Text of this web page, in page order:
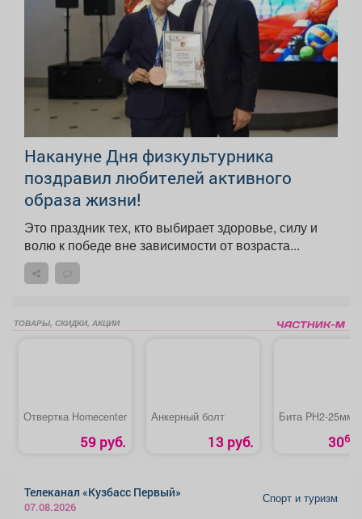
Накануне Дня физкультурника
поздравил любителей активного
образа жизни!
Это праздник тех, кто выбирает здоровье, силу и
волю к победе вне зависимости от возраста...
ТОВАРЫ, СКИДКИ, АКЦИИ
Отвертка Homecenter
59 руб.
Анкерный болт
13 руб.
Бита PH2-25мм
3069
Телеканал «Кузбасс Первый»
07.08.2026
Спорт и туризм